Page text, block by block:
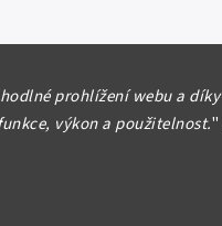
prohlížení webu a díky
výkon a použitelnost."
prostoru |